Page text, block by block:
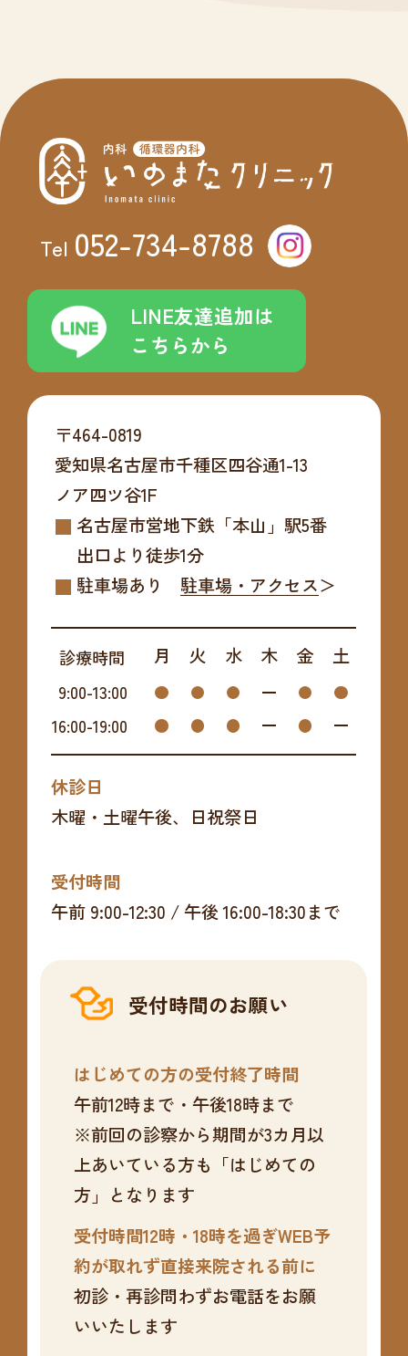
Tel 052-734-8788
LINE友達追加は
こちらから
〒464-0819
愛知県名古屋市千種区四谷通1-13
ノア四ツ谷1F
名古屋市営地下鉄「本山」駅5番
出口より徒歩1分
駐車場あり
駐車場・アクセス
診療時間 月 火 水 木 金 土
9:00-13:00
16:00-19:00
休診日
木曜・土曜午後、日祝祭日
受付時間
午前 9:00-12:30 / 午後 16:00-18:30まで
受付時間のお願い
はじめての方の受付終了時間
午前12時まで・午後18時まで
※前回の診察から期間が3カ月以
上あいている方も「はじめての
方」となります
受付時間12時・18時を過ぎWEB予
約が取れず直接来院される前に
初診・再診問わずお電話をお願
いいたします